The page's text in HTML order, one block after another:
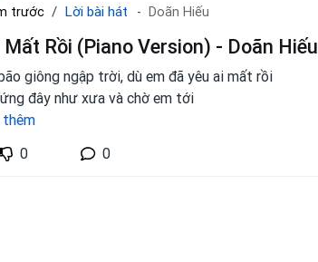
trước Lời bài hát Doãn Hiếu
Mất Rồi (Piano Version) - Doãn Hiếu
giông ngập trời, dù em đã yêu ai mất rồi
đây như xưa và chờ em tới
thêm
0 0